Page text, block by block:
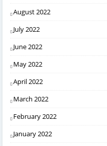
August 2022
July 2022
June 2022
May 2022
April 2022
March 2022
February 2022
January 2022